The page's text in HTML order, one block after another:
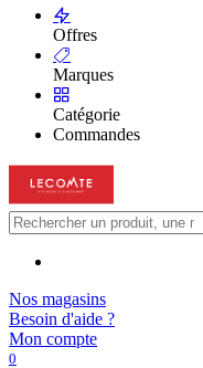
Offres
Marques
Catégorie
Commandes
Nos magasins
Besoin d'aide ?
Mon compte
0